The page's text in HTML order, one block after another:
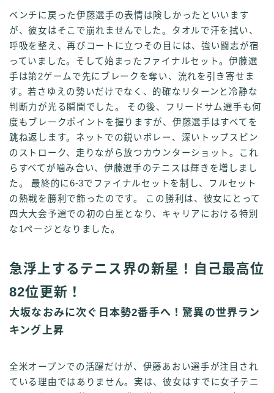
ベンチに戻った伊藤選手の表情は険しかったといいます
が、彼女はそこで崩れませんでした。タオルで汗を拭い、
呼吸を整え、再びコートに立つその目には、強い闘志が宿
っていました。そして始まったファイナルセット。伊藤選
手は第2ゲームで先にブレークを奪い、流れを引き寄せま
す。若さゆえの勢いだけでなく、的確なリターンと冷静な
判断力が光る瞬間でした。 その後、フリードサム選手も何
度もブレークポイントを握りますが、伊藤選手はすべてを
跳ね返します。ネットでの鋭いボレー、深いトップスピン
のストローク、走りながら放つカウンターショット。これ
らすべてが噛み合い、伊藤選手のテニスは輝きを増しまし
た。 最終的に6-3でファイナルセットを制し、フルセット
の熱戦を勝利で飾ったのです。 この勝利は、彼女にとって
四大大会予選での初の白星となり、キャリアにおける特別
な1ページとなりました。
急浮上するテニス界の新星！自己最高位
82位更新！
大坂なおみに次ぐ日本勢2番手へ！驚異の世界ラン
キング上昇
全米オープンでの活躍だけが、伊藤あおい選手が注目され
ている理由ではありません。実は、彼女はすでに女子テニ